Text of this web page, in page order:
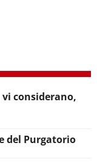
considerano,
del Purgatorio